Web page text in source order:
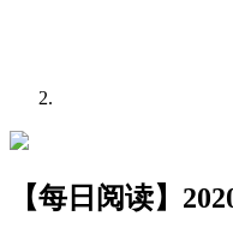
【每日阅读】